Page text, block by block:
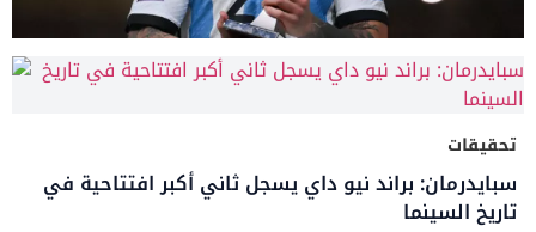
تحقيقات
سبايدرمان: براند نيو داي يسجل ثاني أكبر افتتاحية في
تاريخ السينما